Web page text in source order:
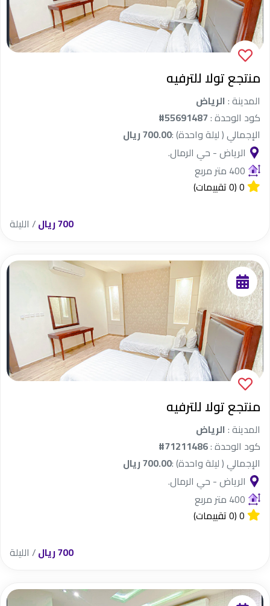
منتجع تولا للترفيه
المدينة : الرياض
كود الوحدة :#55691487
الإجمالي ( ليلة واحدة) :700.00 ريال
الرياض - حي الرمال.
400 متر مربع
0(0 تقييمات)
700 ريال / الليلة
منتجع تولا للترفيه
المدينة : الرياض
كود الوحدة :#71211486
الإجمالي ( ليلة واحدة) :700.00 ريال
الرياض - حي الرمال.
400 متر مربع
0(0 تقييمات)
700 ريال / الليلة